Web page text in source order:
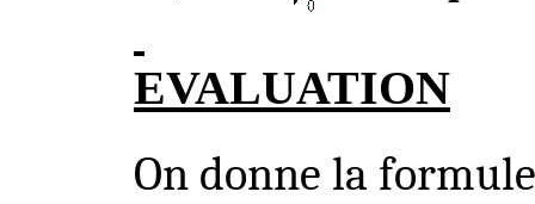
EVALUATION
On donne la